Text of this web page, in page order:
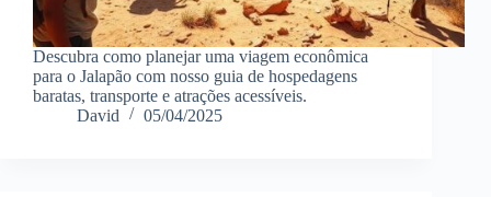
Descubra como planejar uma viagem econômica
para o Jalapão com nosso guia de hospedagens
baratas, transporte e atrações acessíveis.
David
05/04/2025